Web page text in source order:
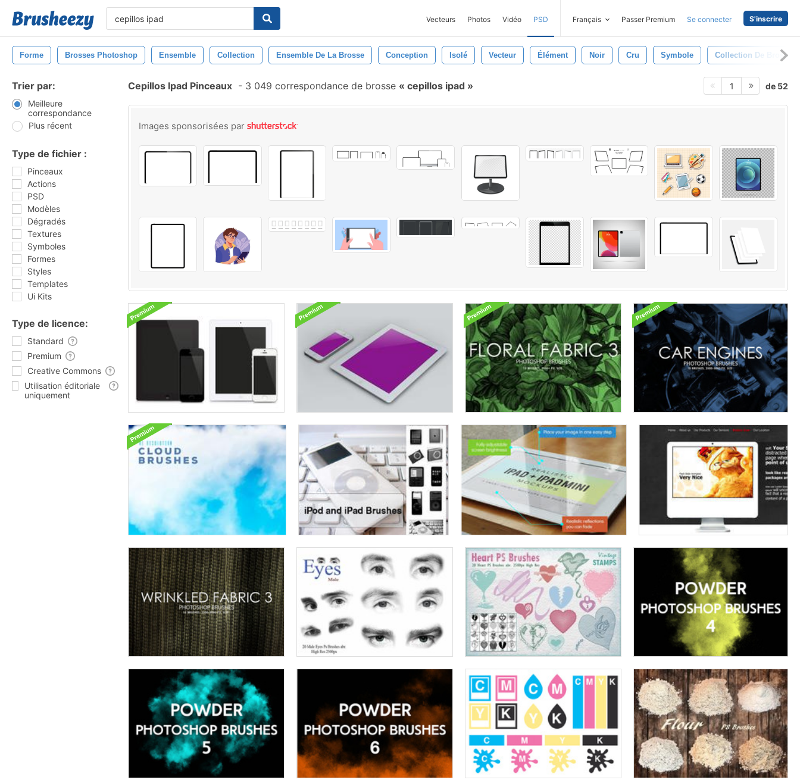
Vecteurs Photos Vidéo PSD Français Passer Premium Se connecter S'inscrire
Forme Brosses Photoshop Ensemble Collection Ensemble De La Brosse Conception Isolé Vecteur Élément Noir Cru Symbole Collection De Brosse
Trier par:
Meilleure
correspondance
Plus récent
Type de fichier :
Pinceaux
Actions
PSD
Modèles
Dégradés
Textures
Symboles
Formes
Styles
Templates
Ui Kits
Type de licence:
Standard
Premium
Creative Commons
Utilisation éditoriale
uniquement
Cepillos Ipad Pinceaux - 3 049 correspondance de brosse cepillos ipad 1 de 52
Images sponsorisées par